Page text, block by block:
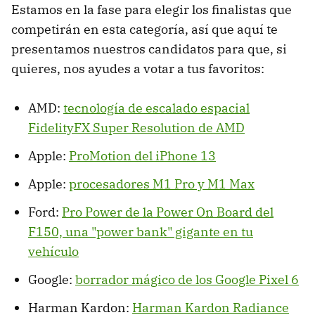
Estamos en la fase para elegir los finalistas que
competirán en esta categoría, así que aquí te
presentamos nuestros candidatos para que, si
quieres, nos ayudes a votar a tus favoritos:
AMD: tecnología de escalado espacial
FidelityFX Super Resolution de AMD
Apple: ProMotion del iPhone 13
Apple: procesadores M1 Pro y M1 Max
Ford: Pro Power de la Power On Board del
F150, una "power bank" gigante en tu
vehículo
Google: borrador mágico de los Google Pixel 6
Harman Kardon: Harman Kardon Radiance